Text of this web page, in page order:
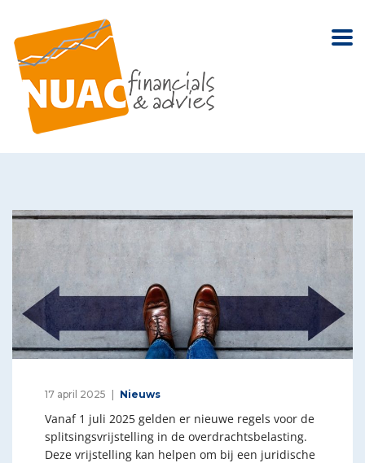
17 april 2025 Nieuws
Vanaf 1 juli 2025 gelden er nieuwe regels voor de
splitsingsvrijstelling in de overdrachtsbelasting.
Deze vrijstelling kan helpen om bij een juridische